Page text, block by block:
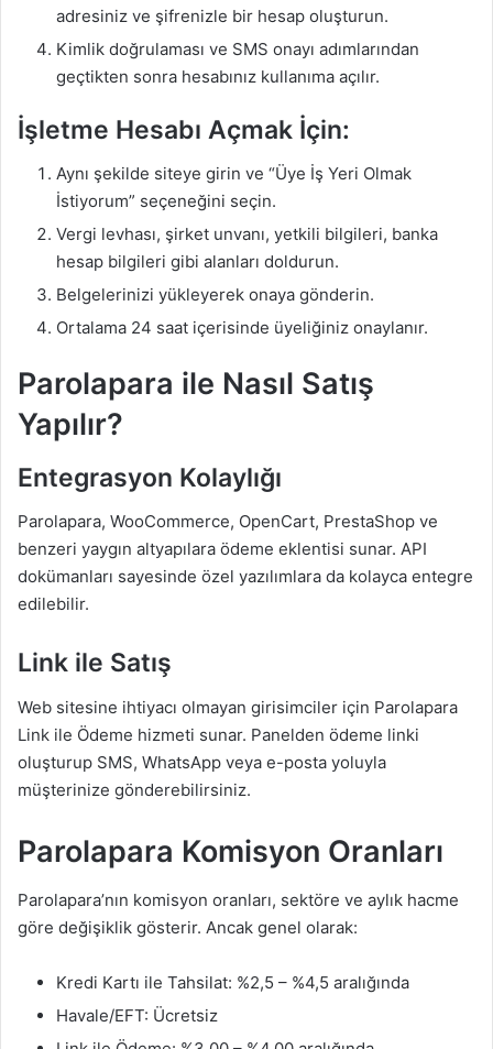
adresiniz ve şifrenizle bir hesap oluşturun.
Kimlik doğrulaması ve SMS onayı adımlarından
geçtikten sonra hesabınız kullanıma açılır.
İşletme Hesabı Açmak İçin:
Aynı şekilde siteye girin ve “Üye İş Yeri Olmak
İstiyorum” seçeneğini seçin.
Vergi levhası, şirket unvanı, yetkili bilgileri, banka
hesap bilgileri gibi alanları doldurun.
Belgelerinizi yükleyerek onaya gönderin.
Ortalama 24 saat içerisinde üyeliğiniz onaylanır.
Parolapara ile Nasıl Satış
Yapılır?
Entegrasyon Kolaylığı
Parolapara, WooCommerce, OpenCart, PrestaShop ve
benzeri yaygın altyapılara ödeme eklentisi sunar. API
dokümanları sayesinde özel yazılımlara da kolayca entegre
edilebilir.
Link ile Satış
Web sitesine ihtiyacı olmayan girisimciler için Parolapara
Link ile Ödeme hizmeti sunar. Panelden ödeme linki
oluşturup SMS, WhatsApp veya e-posta yoluyla
müşterinize gönderebilirsiniz.
Parolapara Komisyon Oranları
Parolapara’nın komisyon oranları, sektöre ve aylık hacme
göre değişiklik gösterir. Ancak genel olarak:
Kredi Kartı ile Tahsilat: %2,5 – %4,5 aralığında
Havale/EFT: Ücretsiz